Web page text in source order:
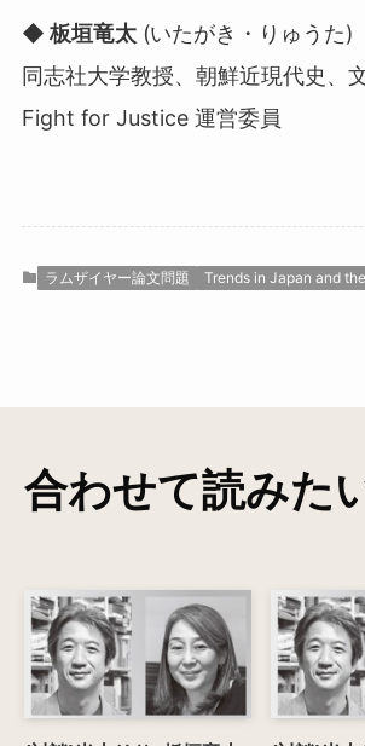
◆ 板垣竜太(いたがき・りゅうた)
同志社大学教授、朝鮮近現代史、
Fight for Justice 運営委員
ラムザイヤー論文問題 Trends in Japan and
合わせて読みた